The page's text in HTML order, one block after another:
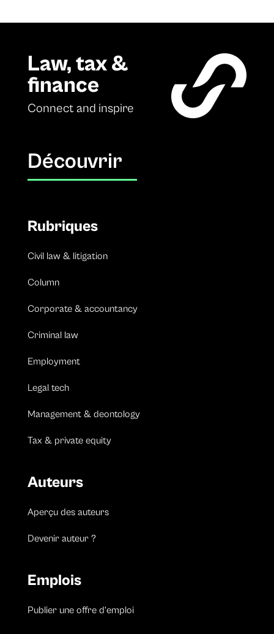
Law, tax &
finance
Connect and inspire
Découvrir
Rubriques
Civil law & litigation
Column
Corporate & accountancy
Criminal law
Employment
Legal tech
Management & deontology
Tax & private equity
Auteurs
Aperçu des auteurs
Devenir auteur ?
Emplois
Publier une offre d’emploi